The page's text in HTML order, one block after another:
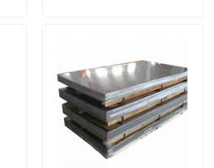
فيديوهات
حولنا